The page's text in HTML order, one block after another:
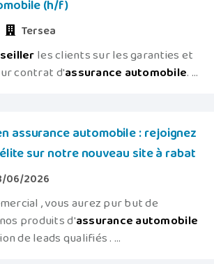
(h/f)
Tersea
les clients sur les garanties et
contrat d'assurance automobile. ...
assurance automobile : rejoignez
sur notre nouveau site à rabat
06/2026
, vous aurez pur but de
produits d'assuranceautomobile
de leads qualifiés . ...